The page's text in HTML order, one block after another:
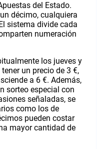
del Estado.
décimo, cualquiera
sistema divide cada
numeración
los jueves y
un precio de 3 €,
a 6 €. Además,
sorteo especial con
señaladas, se
como los de
pueden costar
mayor cantidad de